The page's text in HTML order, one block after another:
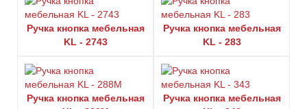
Ручка кнопка мебельная
KL - 2743
Ручка кнопка мебельная
KL - 283
Ручка кнопка мебельная
Ручка кнопка мебельная